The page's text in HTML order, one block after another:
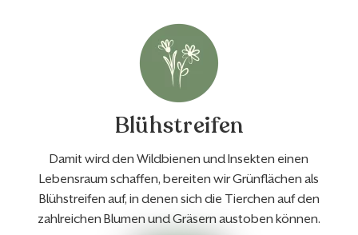
Blühstreifen
Damit wird den Wildbienen und Insekten einen
Lebensraum schaffen, bereiten wir Grünflächen als
Blühstreifen auf, in denen sich die Tierchen auf den
zahlreichen Blumen und Gräsern austoben können.